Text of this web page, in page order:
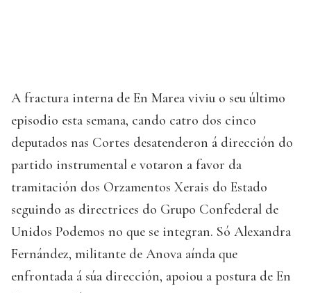
A fractura interna de En Marea viviu o seu último
episodio esta semana, cando catro dos cinco
deputados nas Cortes desatenderon á dirección do
partido instrumental e votaron a favor da
tramitación dos Orzamentos Xerais do Estado
seguindo as directrices do Grupo Confederal de
Unidos Podemos no que se integran. Só Alexandra
Fernández, militante de Anova aínda que
enfrontada á súa dirección, apoiou a postura de En